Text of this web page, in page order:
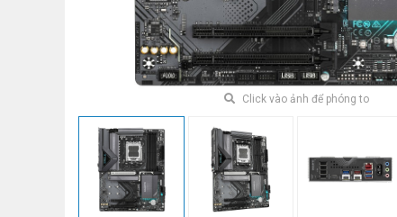
Click vào ảnh để phóng to